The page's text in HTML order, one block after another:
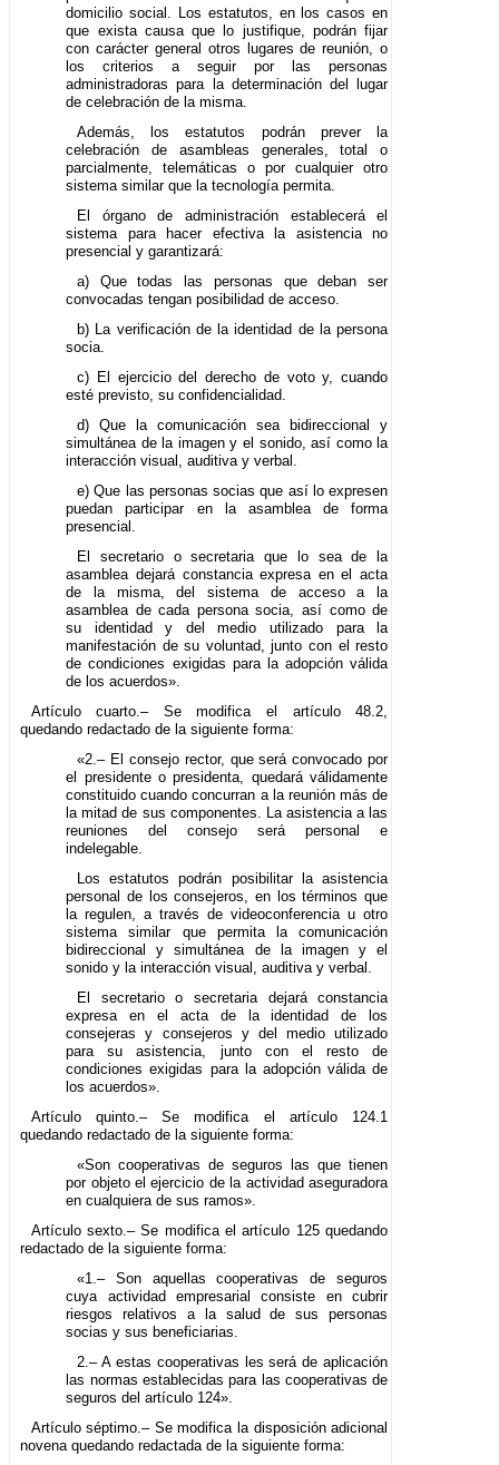
domicilio social. Los estatutos, en los casos en
que exista causa que lo justifique, podrán fijar
con carácter general otros lugares de reunión, o
los criterios a seguir por las personas
administradoras para la determinación del lugar
de celebración de la misma.
Además, los estatutos podrán prever la
celebración de asambleas generales, total o
parcialmente, telemáticas o por cualquier otro
sistema similar que la tecnología permita.
El órgano de administración establecerá el
sistema para hacer efectiva la asistencia no
presencial y garantizará:
a) Que todas las personas que deban ser
convocadas tengan posibilidad de acceso.
b) La verificación de la identidad de la persona
socia.
c) El ejercicio del derecho de voto y, cuando
esté previsto, su confidencialidad.
d) Que la comunicación sea bidireccional y
simultánea de la imagen y el sonido, así como la
interacción visual, auditiva y verbal.
e) Que las personas socias que así lo expresen
puedan participar en la asamblea de forma
presencial.
El secretario o secretaria que lo sea de la
asamblea dejará constancia expresa en el acta
de la misma, del sistema de acceso a la
asamblea de cada persona socia, así como de
su identidad y del medio utilizado para la
manifestación de su voluntad, junto con el resto
de condiciones exigidas para la adopción válida
de los acuerdos».
Artículo cuarto.– Se modifica el artículo 48.2,
quedando redactado de la siguiente forma:
«2.– El consejo rector, que será convocado por
el presidente o presidenta, quedará válidamente
constituido cuando concurran a la reunión más de
la mitad de sus componentes. La asistencia a las
reuniones del consejo será personal e
indelegable.
Los estatutos podrán posibilitar la asistencia
personal de los consejeros, en los términos que
la regulen, a través de videoconferencia u otro
sistema similar que permita la comunicación
bidireccional y simultánea de la imagen y el
sonido y la interacción visual, auditiva y verbal.
El secretario o secretaria dejará constancia
expresa en el acta de la identidad de los
consejeras y consejeros y del medio utilizado
para su asistencia, junto con el resto de
condiciones exigidas para la adopción válida de
los acuerdos».
Artículo quinto.– Se modifica el artículo 124.1
quedando redactado de la siguiente forma:
«Son cooperativas de seguros las que tienen
por objeto el ejercicio de la actividad aseguradora
en cualquiera de sus ramos».
Artículo sexto.– Se modifica el artículo 125 quedando
redactado de la siguiente forma:
«1.– Son aquellas cooperativas de seguros
cuya actividad empresarial consiste en cubrir
riesgos relativos a la salud de sus personas
socias y sus beneficiarias.
2.– A estas cooperativas les será de aplicación
las normas establecidas para las cooperativas de
seguros del artículo 124».
Artículo séptimo.– Se modifica la disposición adicional
novena quedando redactada de la siguiente forma: